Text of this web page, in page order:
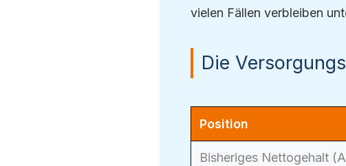
vielen Fällen verbleiben
Die
Position
Bisheriges Nettogehalt